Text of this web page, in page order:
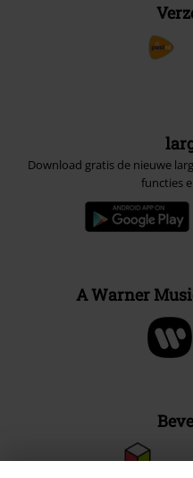
Download gratis de nieuwe
functies
A Warner